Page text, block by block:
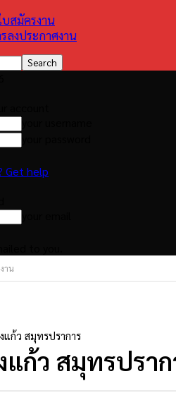
สมัครงาน
ลงประกาศงาน
Get help
าน
แก้ว สมุทรปราการ
แก้ว สมุทรปราก